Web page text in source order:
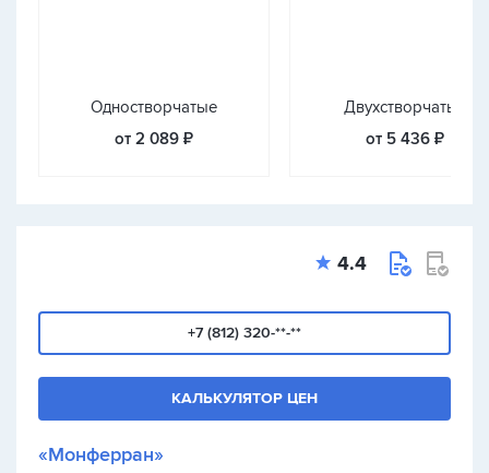
Одностворчатые
от 2 089 ₽
Двухстворчатые
от 5 436 ₽
4.4
+7 (812) 320-**-**
КАЛЬКУЛЯТОР ЦЕН
«Монферран»